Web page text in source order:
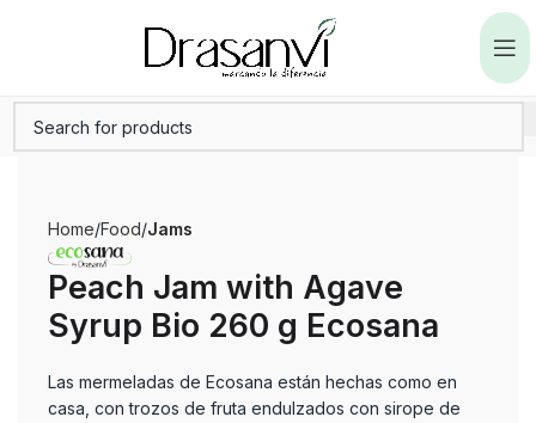
Home Food Jams
Peach Jam with Agave
Syrup Bio 260 g Ecosana
Las mermeladas de Ecosana están hechas como en
casa, con trozos de fruta endulzados con sirope de